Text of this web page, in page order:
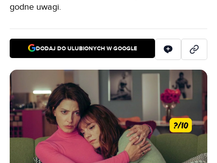
godne uwagi.
DODAJ DO ULUBIONYCH W GOOGLE